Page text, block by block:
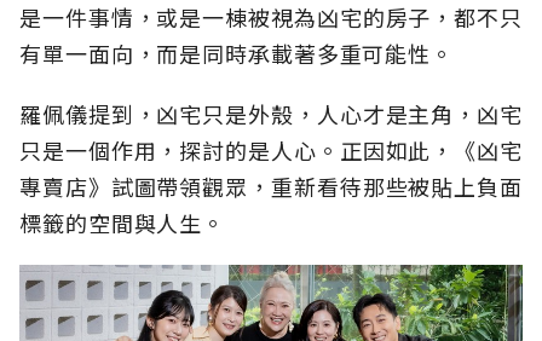
是一件事情，或是一棟被視為凶宅的房子，都不只
有單一面向，而是同時承載著多重可能性。
羅佩儀提到，凶宅只是外殼，人心才是主角，凶宅
只是一個作用，探討的是人心。正因如此，《凶宅
專賣店》試圖帶領觀眾，重新看待那些被貼上負面
標籤的空間與人生。